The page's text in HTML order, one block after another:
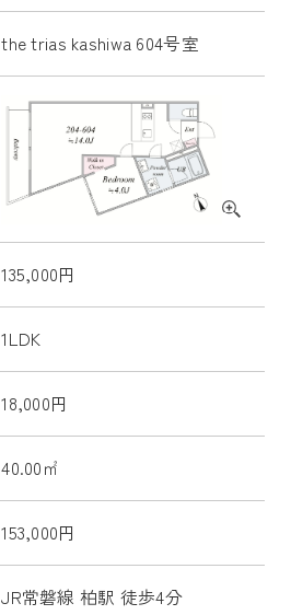
the trias kashiwa 604号室
135,000円
1LDK
18,000円
40.00㎡
153,000円
JR常磐線 柏駅 徒歩4分